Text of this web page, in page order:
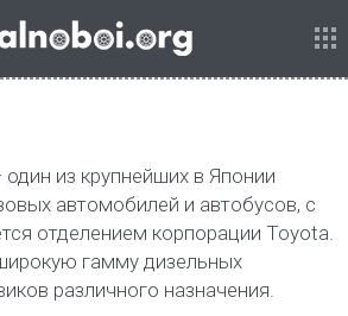
из крупнейших в Японии
автомобилей и автобусов, с
отделением корпорации Toyota.
гамму дизельных
различного назначения.